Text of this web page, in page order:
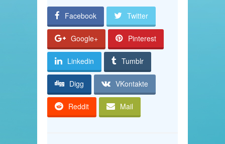
Facebook Twitter
Google+ Pinterest
Linkedin Tumblr
Digg VKontakte
Reddit Mail